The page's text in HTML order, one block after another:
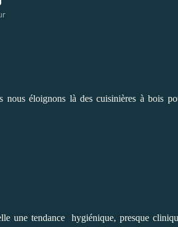
éloignons là des cuisinières à bois
une tendance hygiénique, presque